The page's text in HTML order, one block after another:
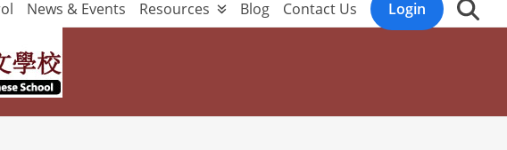
News & Events Resources Blog Contact Us Login